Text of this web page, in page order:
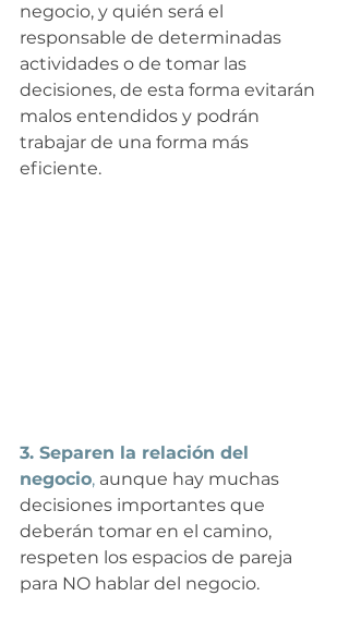
negocio, y quién será el
responsable de determinadas
actividades o de tomar las
decisiones, de esta forma evitarán
malos entendidos y podrán
trabajar de una forma más
eficiente.
3. Separen la relación del
negocio, aunque hay muchas
decisiones importantes que
deberán tomar en el camino,
respeten los espacios de pareja
para NO hablar del negocio.